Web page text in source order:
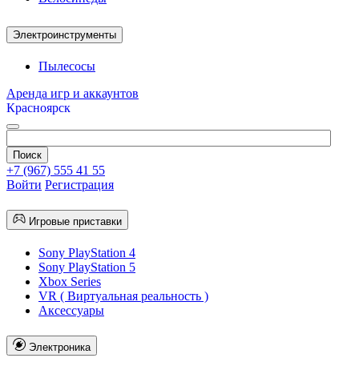
Электроинструменты
Пылесосы
Аренда игр и аккаунтов
Красноярск
+7 (967) 555 41 55
Войти Регистрация
Игровые приставки
Sony PlayStation 4
Sony PlayStation 5
Xbox Series
VR ( Виртуальная реальность )
Аксессуары
Электроника